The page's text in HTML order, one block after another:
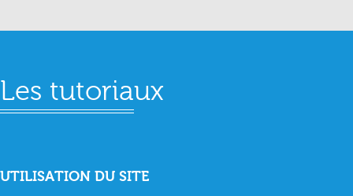
Les tutoriaux
UTILISATION DU SITE